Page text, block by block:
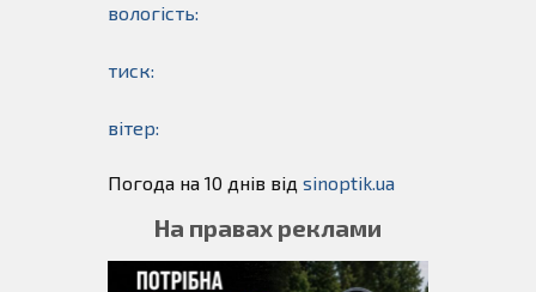
вологість:
тиск:
вітер:
Погода на 10 днів від sinoptik.ua
На правах реклами